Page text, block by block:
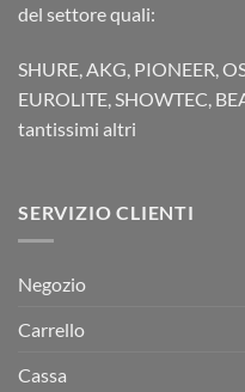
del settore quali:
SHURE, AKG, PIONEER,
EUROLITE, SHOWTEC,
tantissimi altri
SERVIZIO CLIENTI
Negozio
Carrello
Cassa